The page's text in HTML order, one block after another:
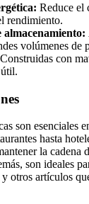
Reduce el
rendimiento.
almacenamiento:
volúmenes de
Construidas con
son esenciales
hasta
la cadena
son ideales
otros artículos